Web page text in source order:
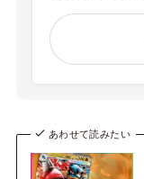
あわせて読みたい